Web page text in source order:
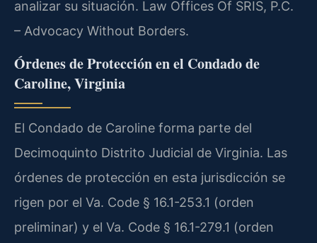
analizar su situación. Law Offices Of SRIS, P.C.
– Advocacy Without Borders.
Órdenes de Protección en el Condado de
Caroline, Virginia
El Condado de Caroline forma parte del
Decimoquinto Distrito Judicial de Virginia. Las
órdenes de protección en esta jurisdicción se
rigen por el Va. Code § 16.1-253.1 (orden
preliminar) y el Va. Code § 16.1-279.1 (orden